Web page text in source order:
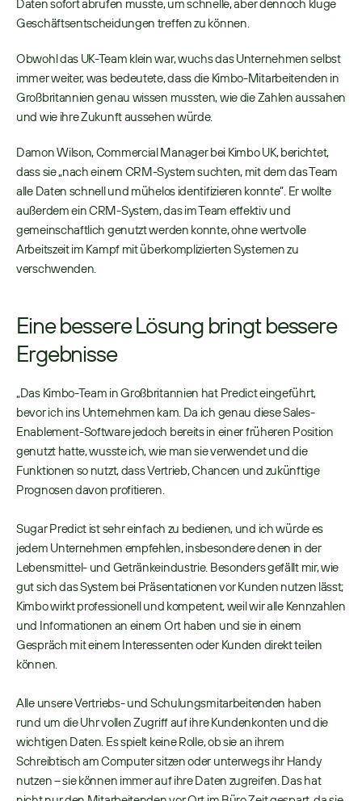
Daten sofort abrufen musste, um schnelle, aber dennoch kluge
Geschäftsentscheidungen treffen zu können.
Obwohl das UK-Team klein war, wuchs das Unternehmen selbst
immer weiter, was bedeutete, dass die Kimbo-Mitarbeitenden in
Großbritannien genau wissen mussten, wie die Zahlen aussahen
und wie ihre Zukunft aussehen würde.
Damon Wilson, Commercial Manager bei Kimbo UK, berichtet,
dass sie „nach einem CRM-System suchten, mit dem das Team
alle Daten schnell und mühelos identifizieren konnte“. Er wollte
außerdem ein CRM-System, das im Team effektiv und
gemeinschaftlich genutzt werden konnte, ohne wertvolle
Arbeitszeit im Kampf mit überkomplizierten Systemen zu
verschwenden.
Eine bessere Lösung bringt bessere
Ergebnisse
„Das Kimbo-Team in Großbritannien hat Predict eingeführt,
bevor ich ins Unternehmen kam. Da ich genau diese Sales-
Enablement-Software jedoch bereits in einer früheren Position
genutzt hatte, wusste ich, wie man sie verwendet und die
Funktionen so nutzt, dass Vertrieb, Chancen und zukünftige
Prognosen davon profitieren.
Sugar Predict ist sehr einfach zu bedienen, und ich würde es
jedem Unternehmen empfehlen, insbesondere denen in der
Lebensmittel- und Getränkeindustrie. Besonders gefällt mir, wie
gut sich das System bei Präsentationen vor Kunden nutzen lässt;
Kimbo wirkt professionell und kompetent, weil wir alle Kennzahlen
und Informationen an einem Ort haben und sie in einem
Gespräch mit einem Interessenten oder Kunden direkt teilen
können.
Alle unsere Vertriebs- und Schulungsmitarbeitenden haben
rund um die Uhr vollen Zugriff auf ihre Kundenkonten und die
wichtigen Daten. Es spielt keine Rolle, ob sie an ihrem
Schreibtisch am Computer sitzen oder unterwegs ihr Handy
nutzen – sie können immer auf ihre Daten zugreifen. Das hat